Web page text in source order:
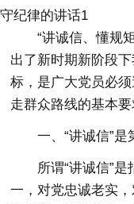
守纪律的讲话1
“讲诚信、懂规
出了新时期新阶段
标，是广大党员必
走群众路线的基本要
一、“讲诚信”是
所谓“讲诚信”
一，对党忠诚老实